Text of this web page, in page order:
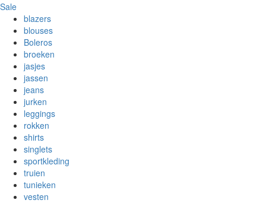
Sale
blazers
blouses
Boleros
broeken
jasjes
jassen
jeans
jurken
leggings
rokken
shirts
singlets
sportkleding
truien
tunieken
vesten